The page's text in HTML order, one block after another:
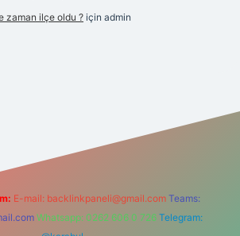
zaman ilçe oldu ? için admin
E-mail: backlinkpaneli@gmail.com Teams:
Whatsapp: 0262 606 0 726 Telegram: